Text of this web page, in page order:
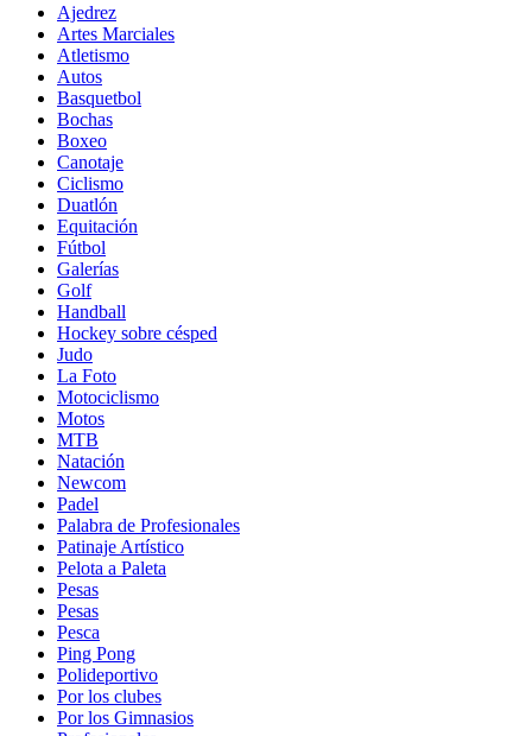
Ajedrez
Artes Marciales
Atletismo
Autos
Basquetbol
Bochas
Boxeo
Canotaje
Ciclismo
Duatlón
Equitación
Fútbol
Galerías
Golf
Handball
Hockey sobre césped
Judo
La Foto
Motociclismo
Motos
MTB
Natación
Newcom
Padel
Palabra de Profesionales
Patinaje Artístico
Pelota a Paleta
Pesas
Pesas
Pesca
Ping Pong
Polideportivo
Por los clubes
Por los Gimnasios